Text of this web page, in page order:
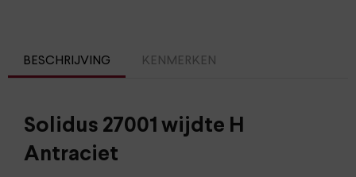
BESCHRIJVING KENMERKEN
Solidus 27001 wijdte H
Antraciet